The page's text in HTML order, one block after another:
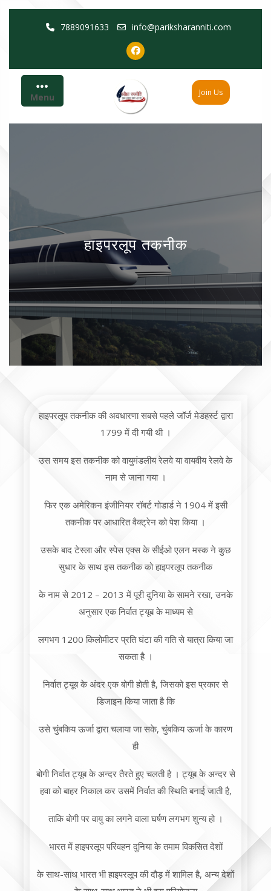
7889091633 info@pariksharanniti.com
Menu Join Us
हाइपरलूप तकनीक
हाइपरलूप तकनीक की अवधारणा सबसे पहले जॉर्ज मेडहर्स्ट द्वारा
1799 में दी गयी थी ।
उस समय इस तकनीक को वायुमंडलीय रेलवे या वायवीय रेलवे के
नाम से जाना गया ।
फिर एक अमेरिकन इंजीनियर रॉबर्ट गोडार्ड ने 1904 में इसी
तकनीक पर आधारित वैक्ट्रेन को पेश किया ।
उसके बाद टेस्ला और स्पेस एक्स के सीईओ एलन मस्क ने कुछ
सुधार के साथ इस तकनीक को हाइपरलूप तकनीक
के नाम से 2012 – 2013 में पूरी दुनिया के सामने रखा, उनके
अनुसार एक निर्वात ट्यूब के माध्यम से
लगभग 1200 किलोमीटर प्रति घंटा की गति से यात्रा किया जा
सकता है ।
निर्वात ट्यूब के अंदर एक बोगी होती है, जिसको इस प्रकार से
डिजाइन किया जाता है कि
उसे चुंबकिय ऊर्जा द्वारा चलाया जा सके, चुंबकिय ऊर्जा के कारण
ही
बोगी निर्वात ट्यूब के अन्दर तैरते हुए चलती है । ट्यूब के अन्दर से
हवा को बाहर निकाल कर उसमें निर्वात की स्थिति बनाई जाती है,
ताकि बोगी पर वायु का लगने वाला घर्षण लगभग शुन्य हो ।
भारत में हाइपरलूप परिवहन दुनिया के तमाम विकसित देशों
के साथ-साथ भारत भी हाइपरलूप की दौड़ में शामिल है, अन्य देशों